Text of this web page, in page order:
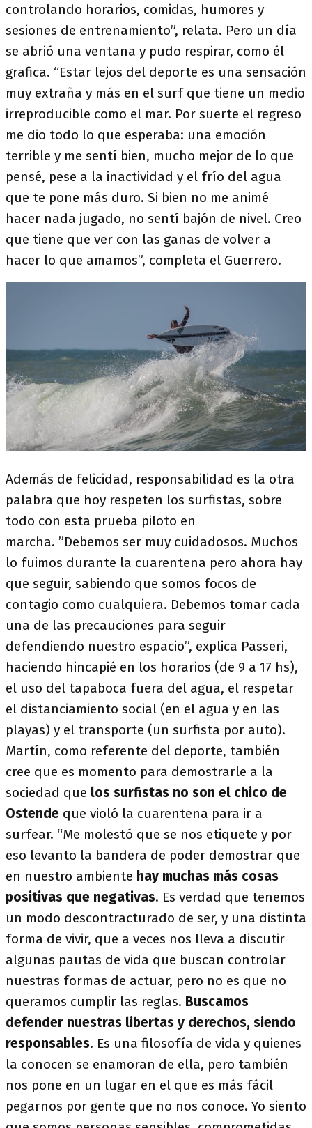
controlando horarios, comidas, humores y
sesiones de entrenamiento”, relata. Pero un día
se abrió una ventana y pudo respirar, como él
grafica. “Estar lejos del deporte es una sensación
muy extraña y más en el surf que tiene un medio
irreproducible como el mar. Por suerte el regreso
me dio todo lo que esperaba: una emoción
terrible y me sentí bien, mucho mejor de lo que
pensé, pese a la inactividad y el frío del agua
que te pone más duro. Si bien no me animé
hacer nada jugado, no sentí bajón de nivel. Creo
que tiene que ver con las ganas de volver a
hacer lo que amamos”, completa el Guerrero.
Además de felicidad, responsabilidad es la otra
palabra que hoy respeten los surfistas, sobre
todo con esta prueba piloto en
marcha. ”Debemos ser muy cuidadosos. Muchos
lo fuimos durante la cuarentena pero ahora hay
que seguir, sabiendo que somos focos de
contagio como cualquiera. Debemos tomar cada
una de las precauciones para seguir
defendiendo nuestro espacio”, explica Passeri,
haciendo hincapié en los horarios (de 9 a 17 hs),
el uso del tapaboca fuera del agua, el respetar
el distanciamiento social (en el agua y en las
playas) y el transporte (un surfista por auto).
Martín, como referente del deporte, también
cree que es momento para demostrarle a la
sociedad que los surfistas no son el chico de
Ostende que violó la cuarentena para ir a
surfear. “Me molestó que se nos etiquete y por
eso levanto la bandera de poder demostrar que
en nuestro ambiente hay muchas más cosas
positivas que negativas. Es verdad que tenemos
un modo descontracturado de ser, y una distinta
forma de vivir, que a veces nos lleva a discutir
algunas pautas de vida que buscan controlar
nuestras formas de actuar, pero no es que no
queramos cumplir las reglas. Buscamos
defender nuestras libertas y derechos, siendo
responsables. Es una filosofía de vida y quienes
la conocen se enamoran de ella, pero también
nos pone en un lugar en el que es más fácil
pegarnos por gente que no nos conoce. Yo siento